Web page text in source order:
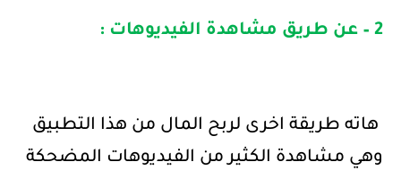
2 – عن طريق مشاهدة الفيديوهات :
هاته طريقة اخرى لربح المال من هذا التطبيق
وهي مشاهدة الكثير من الفيديوهات المضحكة